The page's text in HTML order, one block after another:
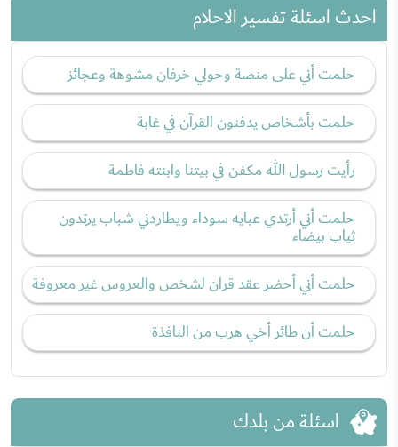
احدث اسئلة تفسير الاحلام
حلمت أني على منصة وحولي خرفان مشوهة وعجائز
حلمت بأشخاص يدفنون القرآن في غابة
رأيت رسول الله مكفن في بيتنا وابنته فاطمة
حلمت أني أرتدي عبايه سوداء ويطاردني شباب يرتدون
ثياب بيضاء
حلمت أني أحضر عقد قران لشخص والعروس غير معروفة
حلمت أن طائر أخي هرب من النافذة
اسئلة من بلدك